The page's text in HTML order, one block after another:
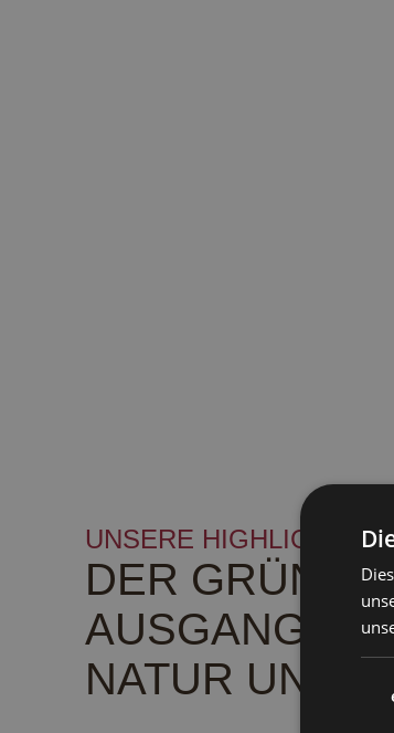
UNSERE HIGHLIGHTS
DER
NATUR UND